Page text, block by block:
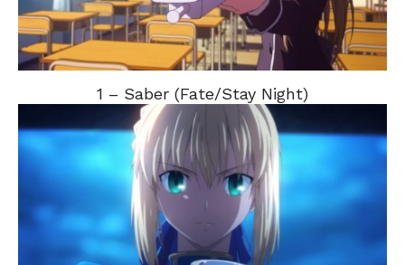
1 – Saber (Fate/Stay Night)